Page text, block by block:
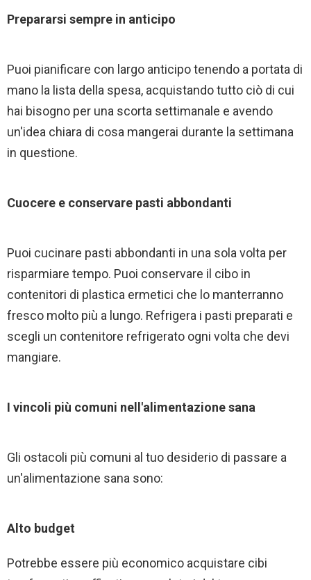
Prepararsi sempre in anticipo
Puoi pianificare con largo anticipo tenendo a portata di
mano la lista della spesa, acquistando tutto ciò di cui
hai bisogno per una scorta settimanale e avendo
un'idea chiara di cosa mangerai durante la settimana
in questione.
Cuocere e conservare pasti abbondanti
Puoi cucinare pasti abbondanti in una sola volta per
risparmiare tempo. Puoi conservare il cibo in
contenitori di plastica ermetici che lo manterranno
fresco molto più a lungo. Refrigera i pasti preparati e
scegli un contenitore refrigerato ogni volta che devi
mangiare.
I vincoli più comuni nell'alimentazione sana
Gli ostacoli più comuni al tuo desiderio di passare a
un'alimentazione sana sono:
Alto budget
Potrebbe essere più economico acquistare cibi